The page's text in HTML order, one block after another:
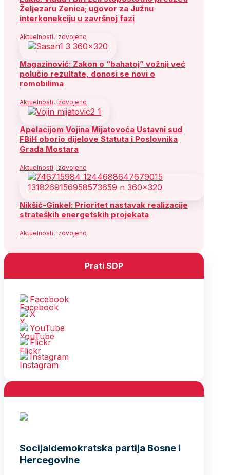
Željezaru Zenica; ugovor za Južnu
interkonekciju u završnoj fazi
Aktuelnosti, Izdvojeno
Magazinović: Zakon o “bahatoj” vožnji već
polučio rezultate, donosi se novi o
romobilima
Aktuelnosti, Izdvojeno
Apelacijom Vojina Mijatovoća Ustavni sud
FBiH oborio dijelove Statuta i Poslovnika
Grada Mostara
Aktuelnosti, Izdvojeno
Nikšić-Ginkel: Prioritet nastavak realizacije
strateških energetskih projekata
Aktuelnosti, Izdvojeno
Prati SDP
Facebook
X
YouTube
Flickr
Instagram
Socijaldemokratska partija Bosne i
Hercegovine